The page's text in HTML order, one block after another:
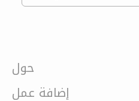
حول
إضافة عمل